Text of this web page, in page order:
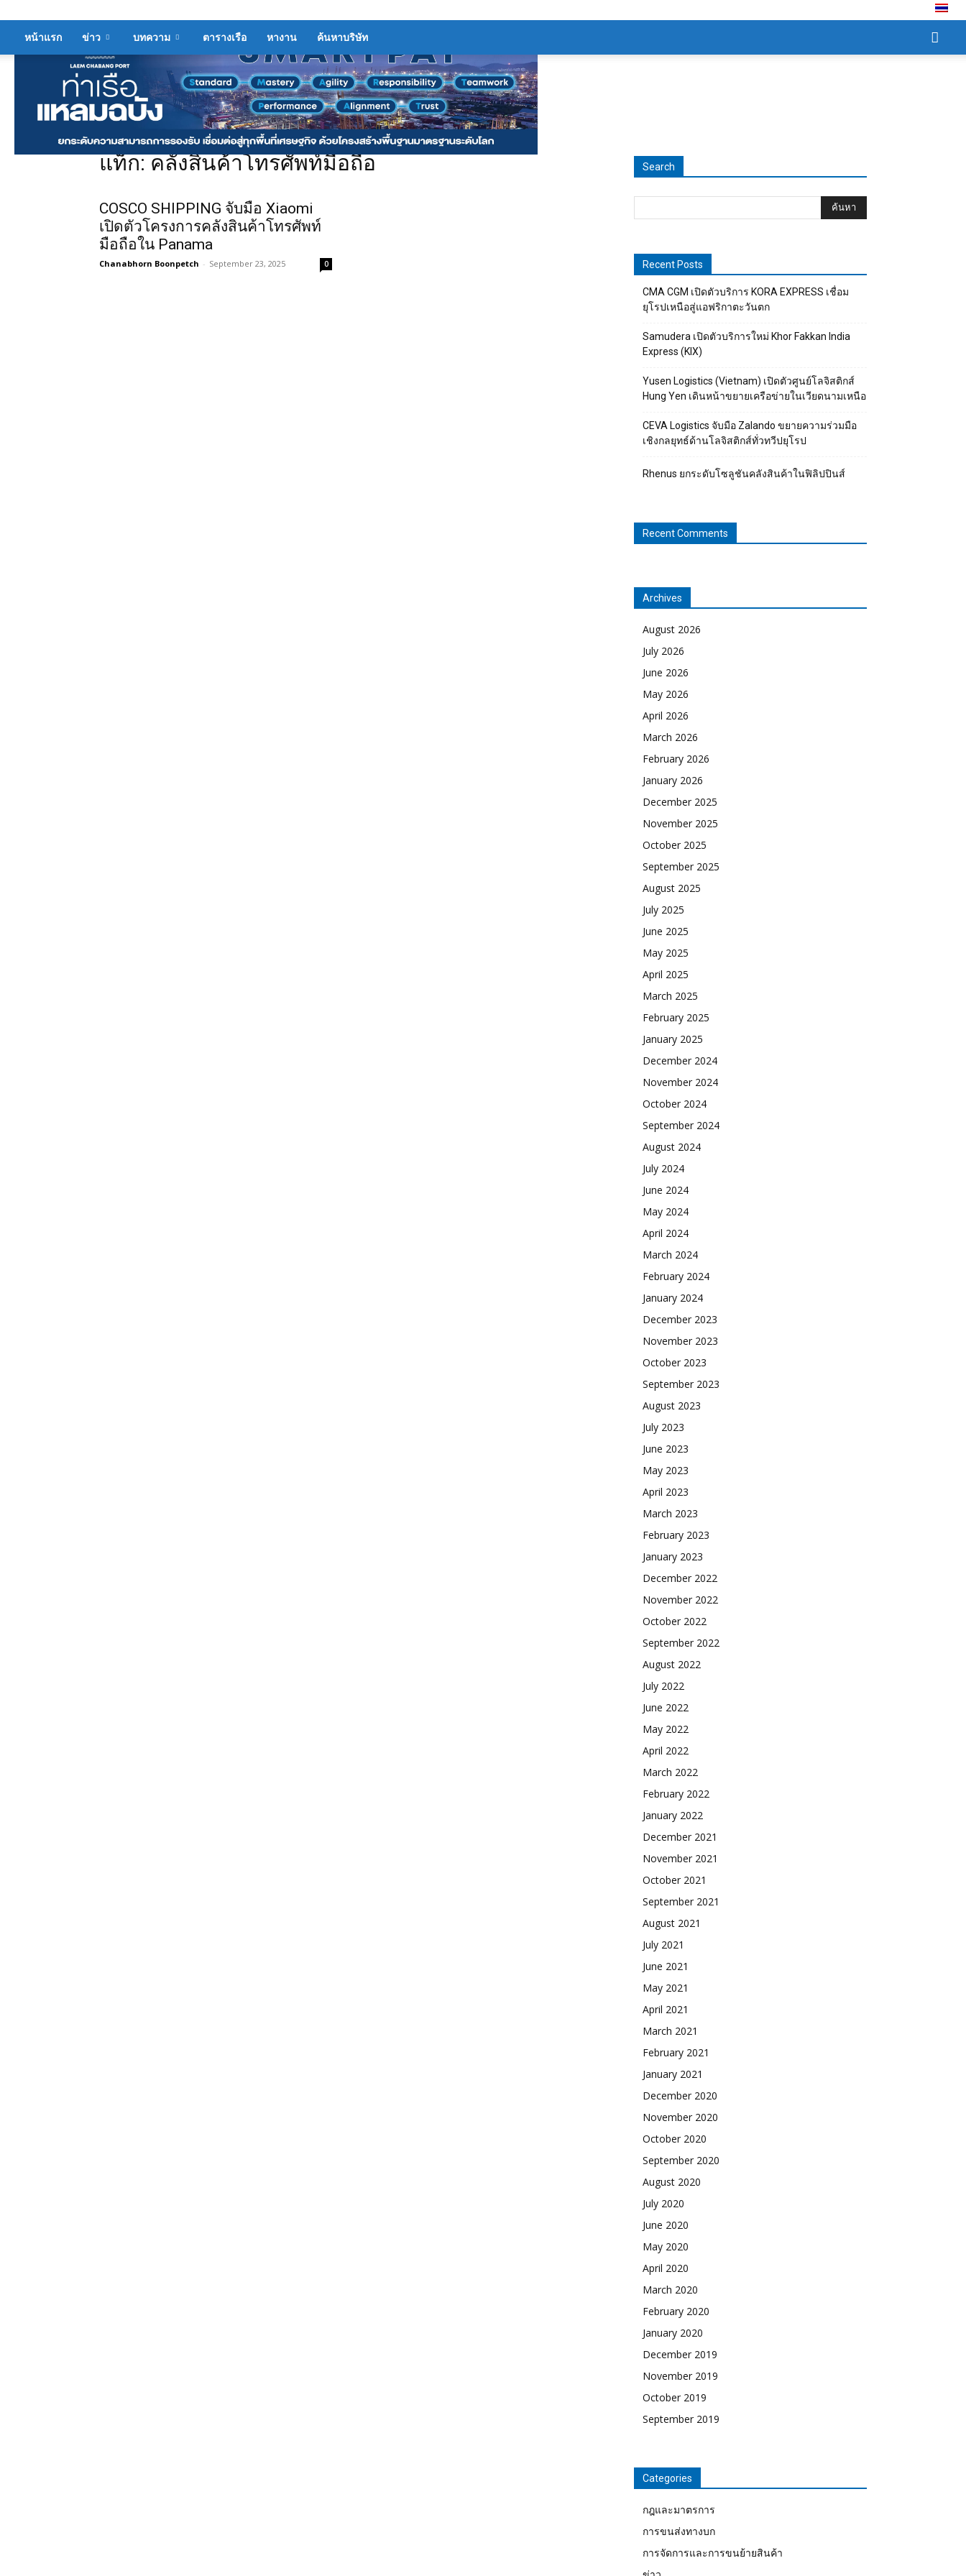
หน้าแรก ข่าว บทความ ตารางเรือ หางาน ค้นหาบริษัท
หน้าแรก แท็ก คลังสินค้าโทรศัพท์มือถือ
แท็ก: คลังสินค้าโทรศัพท์มือถือ
COSCO SHIPPING จับมือ Xiaomi
เปิดตัวโครงการคลังสินค้าโทรศัพท์
มือถือใน Panama
Chanabhorn Boonpetch - September 23, 2025 0
Search
Recent Posts
CMA CGM เปิดตัวบริการ KORA EXPRESS เชื่อม
ยุโรปเหนือสู่แอฟริกาตะวันตก
Samudera เปิดตัวบริการใหม่ Khor Fakkan India
Express (KIX)
Yusen Logistics (Vietnam) เปิดตัวศูนย์โลจิสติกส์
Hung Yen เดินหน้าขยายเครือข่ายในเวียดนามเหนือ
CEVA Logistics จับมือ Zalando ขยายความร่วมมือ
เชิงกลยุทธ์ด้านโลจิสติกส์ทั่วทวีปยุโรป
Rhenus ยกระดับโซลูชันคลังสินค้าในฟิลิปปินส์
Recent Comments
Archives
August 2026
July 2026
June 2026
May 2026
April 2026
March 2026
February 2026
January 2026
December 2025
November 2025
October 2025
September 2025
August 2025
July 2025
June 2025
May 2025
April 2025
March 2025
February 2025
January 2025
December 2024
November 2024
October 2024
September 2024
August 2024
July 2024
June 2024
May 2024
April 2024
March 2024
February 2024
January 2024
December 2023
November 2023
October 2023
September 2023
August 2023
July 2023
June 2023
May 2023
April 2023
March 2023
February 2023
January 2023
December 2022
November 2022
October 2022
September 2022
August 2022
July 2022
June 2022
May 2022
April 2022
March 2022
February 2022
January 2022
December 2021
November 2021
October 2021
September 2021
August 2021
July 2021
June 2021
May 2021
April 2021
March 2021
February 2021
January 2021
December 2020
November 2020
October 2020
September 2020
August 2020
July 2020
June 2020
May 2020
April 2020
March 2020
February 2020
January 2020
December 2019
November 2019
October 2019
September 2019
Categories
กฎและมาตรการ
การขนส่งทางบก
การจัดการและการขนย้ายสินค้า